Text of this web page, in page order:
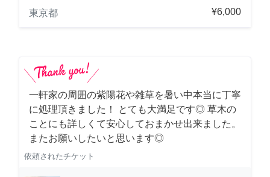
東京都
¥6,000
一軒家の周囲の紫陽花や雑草を暑い中本当に丁寧
に処理頂きました！ とても大満足です◎ 草木の
ことにも詳しくて安心しておまかせ出来ました。
またお願いしたいと思います◎
依頼されたチケット